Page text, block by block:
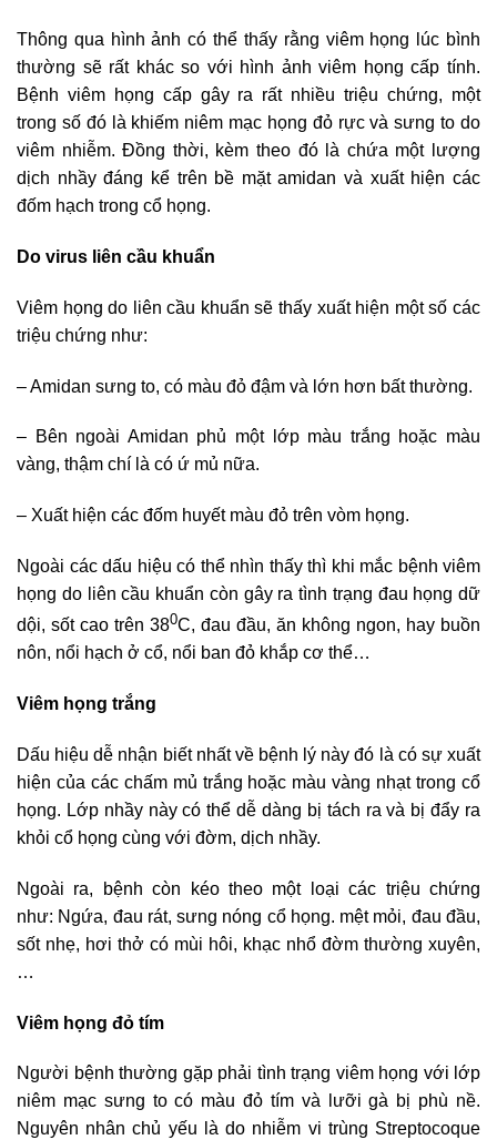
Thông qua hình ảnh có thể thấy rằng viêm họng lúc bình
thường sẽ rất khác so với hình ảnh viêm họng cấp tính.
Bệnh viêm họng cấp gây ra rất nhiều triệu chứng, một
trong số đó là khiếm niêm mạc họng đỏ rực và sưng to do
viêm nhiễm. Đồng thời, kèm theo đó là chứa một lượng
dịch nhầy đáng kể trên bề mặt amidan và xuất hiện các
đốm hạch trong cổ họng.
Do virus liên cầu khuẩn
Viêm họng do liên cầu khuẩn sẽ thấy xuất hiện một số các
triệu chứng như:
– Amidan sưng to, có màu đỏ đậm và lớn hơn bất thường.
– Bên ngoài Amidan phủ một lớp màu trắng hoặc màu
vàng, thậm chí là có ứ mủ nữa.
– Xuất hiện các đốm huyết màu đỏ trên vòm họng.
Ngoài các dấu hiệu có thể nhìn thấy thì khi mắc bệnh viêm
họng do liên cầu khuẩn còn gây ra tình trạng đau họng dữ
dội, sốt cao trên 380C, đau đầu, ăn không ngon, hay buồn
nôn, nổi hạch ở cổ, nổi ban đỏ khắp cơ thể…
Viêm họng trắng
Dấu hiệu dễ nhận biết nhất về bệnh lý này đó là có sự xuất
hiện của các chấm mủ trắng hoặc màu vàng nhạt trong cổ
họng. Lớp nhầy này có thể dễ dàng bị tách ra và bị đẩy ra
khỏi cổ họng cùng với đờm, dịch nhầy.
Ngoài ra, bệnh còn kéo theo một loại các triệu chứng
như: Ngứa, đau rát, sưng nóng cổ họng. mệt mỏi, đau đầu,
sốt nhẹ, hơi thở có mùi hôi, khạc nhổ đờm thường xuyên,
…
Viêm họng đỏ tím
Người bệnh thường gặp phải tình trạng viêm họng với lớp
niêm mạc sưng to có màu đỏ tím và lưỡi gà bị phù nề.
Nguyên nhân chủ yếu là do nhiễm vi trùng Streptocoque